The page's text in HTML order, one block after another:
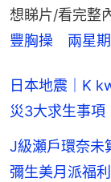
想睇片/看完整
豐胸操　兩星
日本地震｜K
災3大求生事項
J級瀬戶環奈
彌生美月派福利